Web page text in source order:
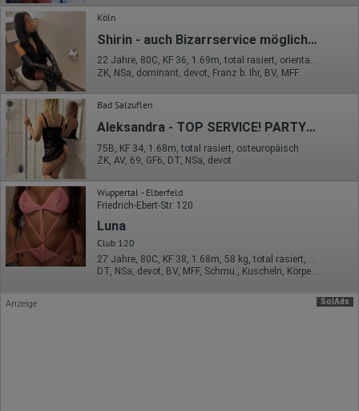
Gerätetyp
Geografischer Standort
IP-Adresse
Mausbewegungen
Besuchte Seiten
Referrer URL
Bildschirmauflösung
Eindeutige Gerätekennung
Sprachinformationen
Gerätebestriebssystem
Browser-Typ
Klicks
Domain-Name
Eindeutige Benutzerkennung
Antworten auf Umfragen
Ort der Verarbeitung:
Europäische Union
Rechtliche Grundlage der Verarbeitung
Art. 6 Abs. 1 S. 1 lit. a DSGVO
Köln
Shirin - auch Bizarrservice möglich - klimatisiert
22 Jahre, 80C, KF 36, 1.69m, total rasiert, orientalisch
ZK, NSa, dominant, devot, Franz b. Ihr, BV, MFF
Bad Salzuflen
Aleksandra - TOP SERVICE! PARTY 24/7 !!!
75B, KF 34, 1.68m, total rasiert, osteuropäisch
ZK, AV, 69, GF6, DT, NSa, devot
Wuppertal - Elberfeld
Friedrich-Ebert-Str. 120
Luna
Club 120
27 Jahre, 80C, KF 38, 1.68m, 58 kg, total rasiert, Latina
DT, NSa, devot, BV, MFF, Schmu., Kuscheln, Körperküs.
SolAds
Anzeige